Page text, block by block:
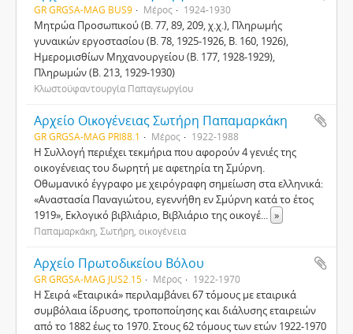
GR GRGSA-MAG BUS9 Μέρος 1924-1930
Μητρώα Προσωπικού (Β. 77, 89, 209, χ.χ.), Πληρωμής
γυναικών εργοστασίου (Β. 78, 1925-1926, Β. 160, 1926),
Ημερομισθίων Μηχανουργείου (Β. 177, 1928-1929),
Πληρωμών (Β. 213, 1929-1930)
Κλωστοϋφαντουργία Παπαγεωργίου
Αρχείο Οικογένειας Σωτήρη Παπαμαρκάκη
GR GRGSA-MAG PRI88.1 Μέρος 1922-1988
Η Συλλογή περιέχει τεκμήρια που αφορούν 4 γενιές της
οικογένειας του δωρητή με αφετηρία τη Σμύρνη.
Οθωμανικό έγγραφο με χειρόγραφη σημείωση στα ελληνικά:
«Αναστασία Παναγιώτου, εγεννήθη εν Σμύρνη κατά το έτος
1919», Εκλογικό βιβλιάριο, Βιβλιάριο της οικογέ... »
Παπαμαρκάκη, Σωτήρη, οικογένεια
Αρχείο Πρωτοδικείου Βόλου
GR GRGSA-MAG JUS2.15 Μέρος 1922-1970
Η Σειρά «Εταιρικά» περιλαμβάνει 67 τόμους με εταιρικά
συμβόλαια ίδρυσης, τροποποίησης και διάλυσης εταιρειών
από το 1882 έως το 1970. Στους 62 τόμους των ετών 1922-1970